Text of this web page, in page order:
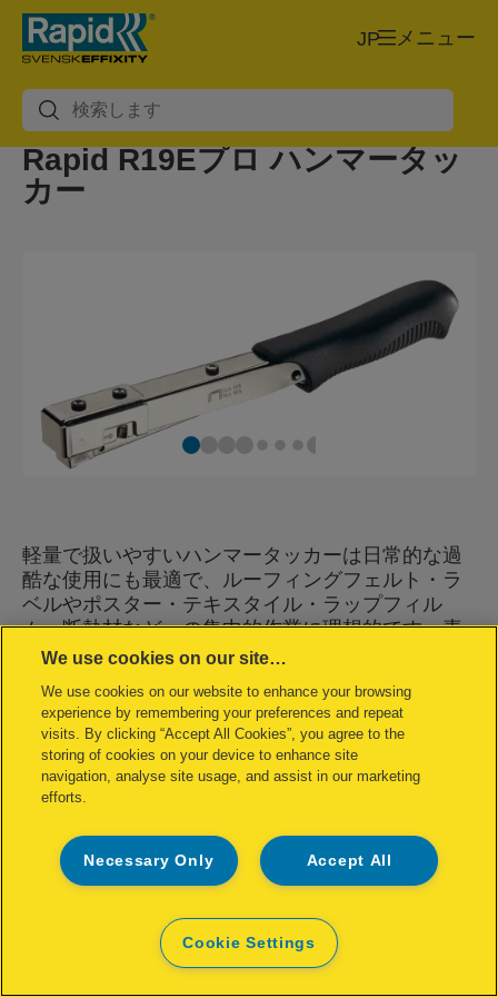
メニュー
JP
Rapid R19Eプロ ハンマータッ
カー
軽量で扱いやすいハンマータッカーは日常的な過
酷な使用にも最適で、ルーフィングフェルト・ラ
ベルやポスター・テキスタイル・ラップフィル
ム・断熱材などへの集中的作業に理想的です。素
早く簡単な底面装填方式と滑りにくいエルゴノミ
ルスチール製のヘビーデューティなスウィディッ
シュデザインにより高い信頼性と長命を実現して
います。
展開
製品仕様と主な特徴
We use cookies on our site…
We use cookies on our website to enhance your browsing
experience by remembering your preferences and repeat
visits. By clicking “Accept All Cookies”, you agree to the
storing of cookies on your device to enhance site
navigation, analyse site usage, and assist in our marketing
efforts.
Accept All
Necessary Only
Cookie Settings